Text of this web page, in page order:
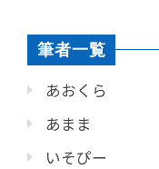
筆者一覧
あおくら
あまま
いそぴー